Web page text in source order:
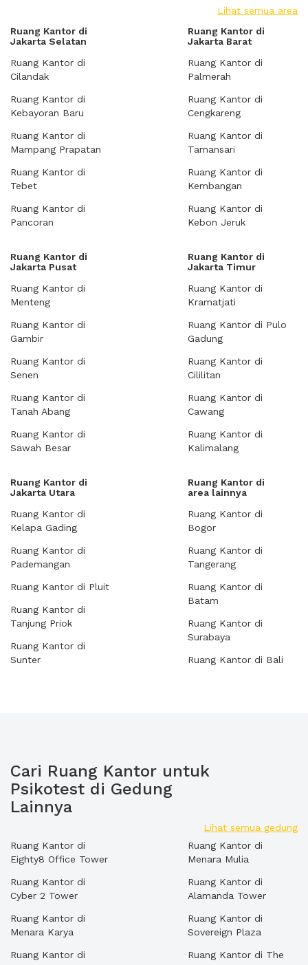
Lihat semua area
Ruang Kantor di
Jakarta Selatan
Ruang Kantor di
Cilandak
Ruang Kantor di
Kebayoran Baru
Ruang Kantor di
Mampang Prapatan
Ruang Kantor di
Tebet
Ruang Kantor di
Pancoran
Ruang Kantor di
Jakarta Barat
Ruang Kantor di
Palmerah
Ruang Kantor di
Cengkareng
Ruang Kantor di
Tamansari
Ruang Kantor di
Kembangan
Ruang Kantor di
Kebon Jeruk
Ruang Kantor di
Jakarta Pusat
Ruang Kantor di
Menteng
Ruang Kantor di
Gambir
Ruang Kantor di
Senen
Ruang Kantor di
Tanah Abang
Ruang Kantor di
Sawah Besar
Ruang Kantor di
Jakarta Timur
Ruang Kantor di
Kramatjati
Ruang Kantor di Pulo
Gadung
Ruang Kantor di
Cililitan
Ruang Kantor di
Cawang
Ruang Kantor di
Kalimalang
Ruang Kantor di
Jakarta Utara
Ruang Kantor di
Kelapa Gading
Ruang Kantor di
Pademangan
Ruang Kantor di Pluit
Ruang Kantor di
Tanjung Priok
Ruang Kantor di
Sunter
Ruang Kantor di
area lainnya
Ruang Kantor di
Bogor
Ruang Kantor di
Tangerang
Ruang Kantor di
Batam
Ruang Kantor di
Surabaya
Ruang Kantor di Bali
Cari Ruang Kantor untuk
Psikotest di Gedung
Lainnya
Lihat semua gedung
Ruang Kantor di
Eighty8 Office Tower
Ruang Kantor di
Cyber 2 Tower
Ruang Kantor di
Menara Karya
Ruang Kantor di
Ruang Kantor di
Menara Mulia
Ruang Kantor di
Alamanda Tower
Ruang Kantor di
Sovereign Plaza
Ruang Kantor di The